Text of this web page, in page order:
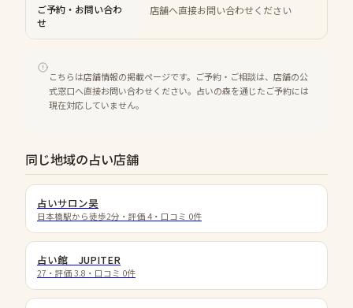
ご予約・お問い合わ
せ
店舗へ直接お問い合わせください
こちらは店舗情報の掲載ページです。ご予約・ご相談は、店舗の公
式窓口へ直接お問い合わせください。占いの森を通じたご予約には
現在対応していません。
同じ地域の占い店舗
占いサロン昊
日本橋駅から徒歩2分 ・評価 4 ・口コミ 0件
占い館 JUPITER
27 ・評価 3.8 ・口コミ 0件